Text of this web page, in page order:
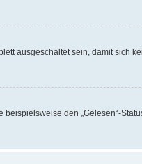
ausgeschaltet sein, damit sich
den „Gelesen“-